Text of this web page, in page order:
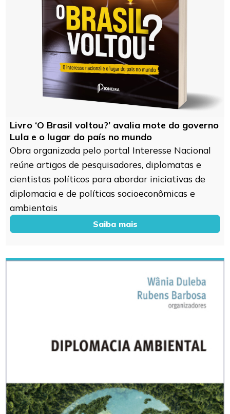
Livro ‘O Brasil voltou?’ avalia mote do governo
Lula e o lugar do país no mundo
Obra organizada pelo portal Interesse Nacional
reúne artigos de pesquisadores, diplomatas e
cientistas políticos para abordar iniciativas de
diplomacia e de políticas socioeconômicas e
ambientais
Saiba mais